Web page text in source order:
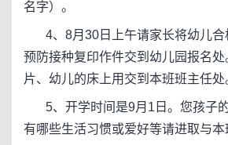
名字）。
4、8月30日上午请家长将幼儿合
预防接种复印作件交到幼儿园报名
片、幼儿的床上用交到本班班主任处
5、开学时间是9月1日。您孩子
有哪些生活习惯或爱好等请进取与本